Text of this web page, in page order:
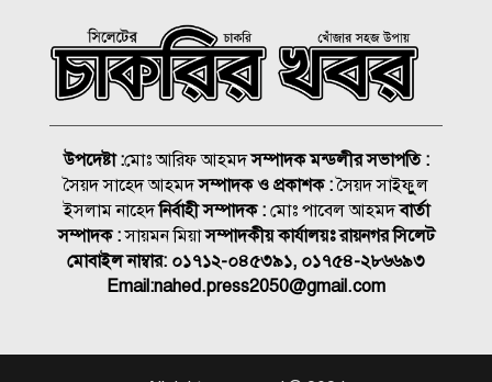
হবে সংসদে
১৮নং ওয়ার্ড বিএনপির উদ্যোগে
মতবিনিময় ও উন্মুক্ত আলোচনা
সভা
কিনব্রিজ আড়াল করে ‘আই লাভ
সিলেট’ সাইনেজ কেন?
সিলেট মহানগর বিএনপির
সভাপতির দায়িত্বে ফিরলেন নাসিম
উপদেষ্টা :মোঃ আরিফ আহমদসম্পাদক মন্ডলীর সভাপতি :
সৈয়দ সাহেদ আহমদসম্পাদক ও প্রকাশক :সৈয়দ সাইফুুল
ইসলাম নাহেদনির্বাহী সম্পাদক :মোঃ পাবেল আহমদবার্তা
সম্পাদক :সায়মন মিয়াসম্পাদকীয় কার্যালয়ঃ রায়নগর সিলেট
মোবাইল নাম্বার: ০১৭১২-০৪৫৩৯১, ০১৭৫৪-২৮৬৬৯৩
Email:nahed.press2050@gmail.com